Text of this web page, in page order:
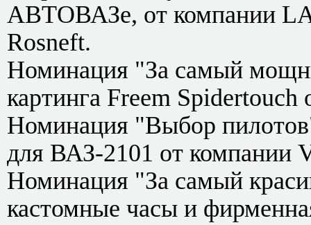
АВТОВАЗе, от компании
Rosneft.
Номинация "За самый
картинга Freem
Номинация "Выбор
для ВАЗ-2101 от компании
Номинация "За самый
кастомные часы и